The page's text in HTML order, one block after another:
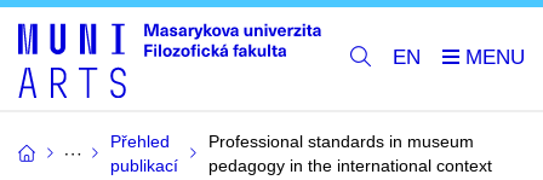
EN
Přehled
publikací
Professional standards in museum
pedagogy in the international context